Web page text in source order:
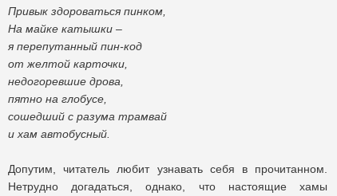
Привык здороваться пинком,
На майке катышки –
я перепутанный пин-код
от желтой карточки,
недогоревшие дрова,
пятно на глобусе,
сошедший с разума трамвай
и хам автобусный.
Допутим, читатель любит узнавать себя в прочитанном.
Нетрудно догадаться, однако, что настоящие хамы